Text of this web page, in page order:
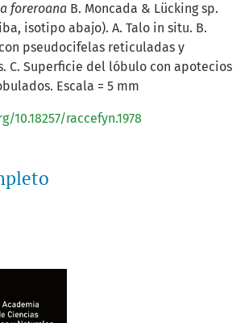
foreroana B. Moncada & Lücking sp.
isotipo abajo). A. Talo in situ. B.
pseudocifelas reticuladas y
C. Superficie del lóbulo con apotecios
Escala = 5 mm
10.18257/raccefyn.1978